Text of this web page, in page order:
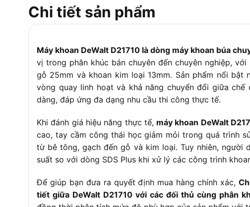
Chi tiết sản phẩm
Máy khoan DeWalt D21710 là dòng máy khoan búa
vị trong phân khúc bán chuyên đến chuyên nghiệp,
gỗ 25mm và khoan kim loại 13mm. Sản phẩm nổi
vòng quay linh hoạt và khả năng chuyển đổi giữa
dàng, đáp ứng đa dạng nhu cầu thi công thực tế.
Khi đánh giá hiệu năng thực tế, máy khoan DeWalt
cao, tay cầm công thái học giảm mỏi trong quá trình
từ bê tông, gạch đến gỗ và kim loại. Tuy nhiên, người
suất so với dòng SDS Plus khi xử lý các công trình
Để giúp bạn đưa ra quyết định mua hàng chính xác,
tiết giữa DeWalt D21710 với các đối thủ cùng phân